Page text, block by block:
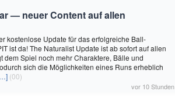
— neuer Content auf allen
kostenlose Update für das erfolgreiche Ball-
ist da! The Naturalist Update ist ab sofort auf allen
dem Spiel noch mehr Charaktere, Bälle und
sich die Möglichkeiten eines Runs erheblich
(00)
vor 10 Stunden